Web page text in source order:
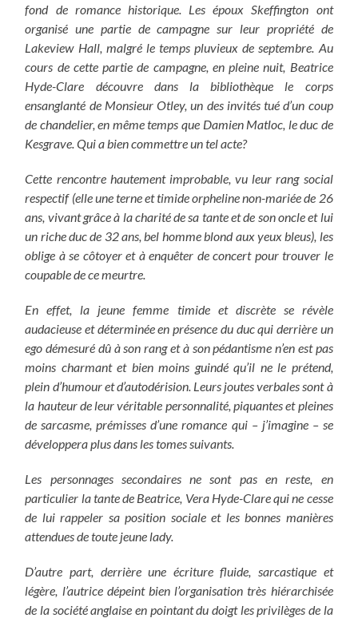
fond de romance historique. Les époux Skeffington ont
organisé une partie de campagne sur leur propriété de
Lakeview Hall, malgré le temps pluvieux de septembre. Au
cours de cette partie de campagne, en pleine nuit, Beatrice
Hyde-Clare découvre dans la bibliothèque le corps
ensanglanté de Monsieur Otley, un des invités tué d’un coup
de chandelier, en même temps que Damien Matloc, le duc de
Kesgrave. Qui a bien commettre un tel acte?
Cette rencontre hautement improbable, vu leur rang social
respectif (elle une terne et timide orpheline non-mariée de 26
ans, vivant grâce à la charité de sa tante et de son oncle et lui
un riche duc de 32 ans, bel homme blond aux yeux bleus), les
oblige à se côtoyer et à enquêter de concert pour trouver le
coupable de ce meurtre.
En effet, la jeune femme timide et discrète se révèle
audacieuse et déterminée en présence du duc qui derrière un
ego démesuré dû à son rang et à son pédantisme n’en est pas
moins charmant et bien moins guindé qu’il ne le prétend,
plein d’humour et d’autodérision. Leurs joutes verbales sont à
la hauteur de leur véritable personnalité, piquantes et pleines
de sarcasme, prémisses d’une romance qui – j’imagine – se
développera plus dans les tomes suivants.
Les personnages secondaires ne sont pas en reste, en
particulier la tante de Beatrice, Vera Hyde-Clare qui ne cesse
de lui rappeler sa position sociale et les bonnes manières
attendues de toute jeune lady.
D’autre part, derrière une écriture fluide, sarcastique et
légère, l’autrice dépeint bien l’organisation très hiérarchisée
de la société anglaise en pointant du doigt les privilèges de la